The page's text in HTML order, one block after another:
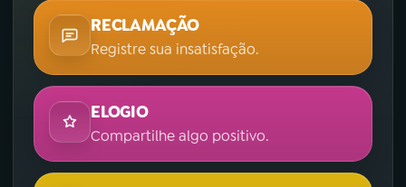
RECLAMAÇÃO
Registre sua insatisfação.
ELOGIO
Compartilhe algo positivo.